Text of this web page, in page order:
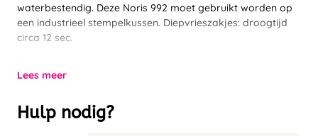
waterbestendig. Deze Noris 992 moet gebruikt worden op
een industrieel stempelkussen. Diepvrieszakjes: droogtijd
circa 12 sec.
Lees meer
Hulp nodig?